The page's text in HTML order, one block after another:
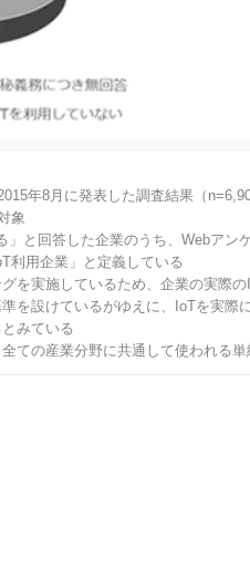
年8月に発表した調査結果（
象
」と回答した企業のうち、Webア
利用企業」と定義している
を実施しているため、企業の実際
を設けているがゆえに、IoTを実
みている
ての産業分野に共通して使われる